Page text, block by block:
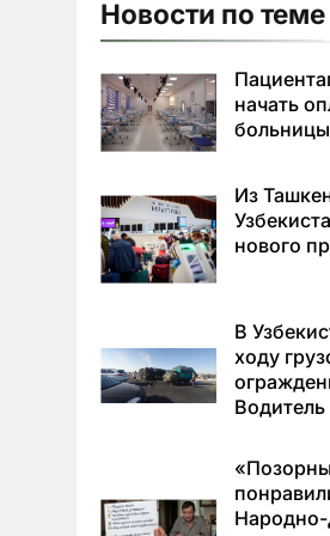
Новости по теме
начать
Из
нового
В
ходу
Водитель
Народно-